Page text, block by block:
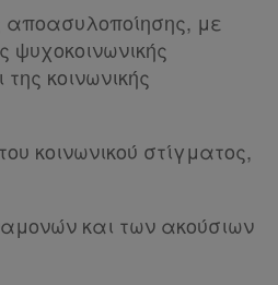
με
ψυχοκοινωνικής
κοινωνικής
κοινωνικού στίγματος,
και των ακούσιων